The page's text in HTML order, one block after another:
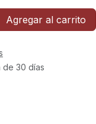
Agregar al carrito
de 30 días